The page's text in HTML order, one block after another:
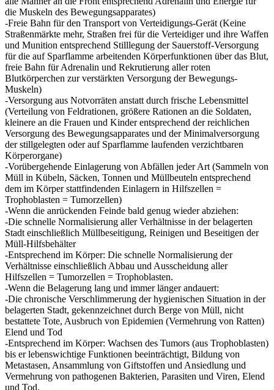
die Muskeln des Bewegungsapparates)
-Freie Bahn für den Transport von Verteidigungs-Gerät (Keine
Straßenmärkte mehr, Straßen frei für die Verteidiger und ihre Waffen
und Munition entsprechend Stilllegung der Sauerstoff-Versorgung
für die auf Sparflamme arbeitenden Körperfunktionen über das Blut,
freie Bahn für Adrenalin und Rekrutierung aller roten
Blutkörperchen zur verstärkten Versorgung der Bewegungs-
Muskeln)
-Versorgung aus Notvorräten anstatt durch frische Lebensmittel
(Verteilung von Feldrationen, größere Rationen an die Soldaten,
kleinere an die Frauen und Kinder entsprechend der reichlichen
Versorgung des Bewegungsapparates und der Minimalversorgung
der stillgelegten oder auf Sparflamme laufenden verzichtbaren
Körperorgane)
-Vorübergehende Einlagerung von Abfällen jeder Art (Sammeln von
Müll in Kübeln, Säcken, Tonnen und Müllbeuteln entsprechend
dem im Körper stattfindenden Einlagern in Hilfszellen =
Trophoblasten = Tumorzellen)
-Wenn die anrückenden Feinde bald genug wieder abziehen:
-Die schnelle Normalisierung aller Verhältnisse in der belagerten
Stadt einschließlich Müllbeseitigung, Reinigen und Beseitigen der
Müll-Hilfsbehälter
-Entsprechend im Körper: Die schnelle Normalisierung der
Verhältnisse einschließlich Abbau und Ausscheidung aller
Hilfszellen = Tumorzellen = Trophoblasten.
-Wenn die Belagerung lang und immer länger andauert:
-Die chronische Verschlimmerung der hygienischen Situation in der
belagerten Stadt, gekennzeichnet durch Berge von Müll, nicht
bestattete Tote, Ausbruch von Epidemien (Vermehrung von Ratten)
Elend und Tod
-Entsprechend im Körper: Wachsen des Tumors (aus Trophoblasten)
bis er lebenswichtige Funktionen beeinträchtigt, Bildung von
Metastasen, Ansammlung von Giftstoffen und Ansiedlung und
Vermehrung von pathogenen Bakterien, Parasiten und Viren, Elend
und Tod.